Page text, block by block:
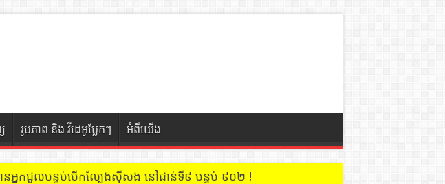
រូបភាព និង វីដេអូប្លែកៗ អំពីយើង
អ្នកជួលបន្ទប់បើកល្បែងសុីសង នៅជាន់ទី៩ បន្ទប់ ៩០២ !